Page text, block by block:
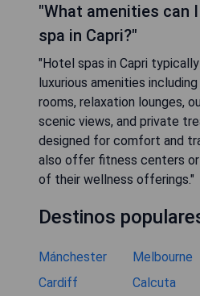
"What amenities can
spa in Capri?"
"Hotel spas in Capri
luxurious amenities
rooms, relaxation lounges,
scenic views, and private
designed for comfort and
also offer fitness centers
of their wellness offerings."
Destinos
Mánchester Melbourne
Cardiff
Calcuta